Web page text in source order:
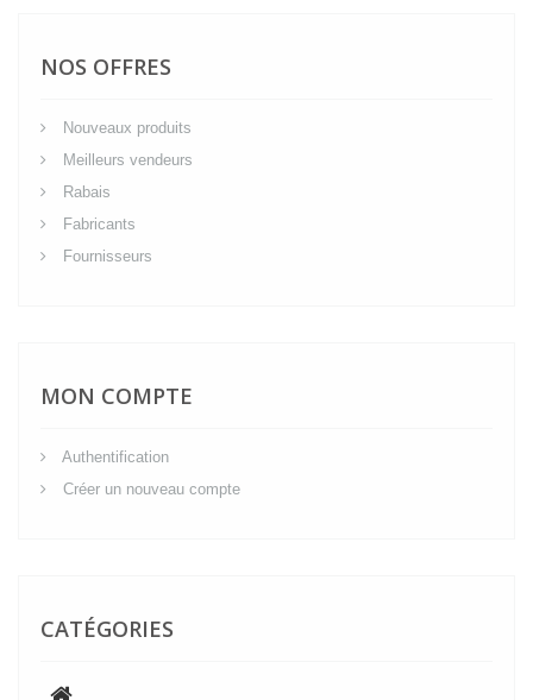
NOS OFFRES
Nouveaux produits
Meilleurs vendeurs
Rabais
Fabricants
Fournisseurs
MON COMPTE
Authentification
Créer un nouveau compte
CATÉGORIES